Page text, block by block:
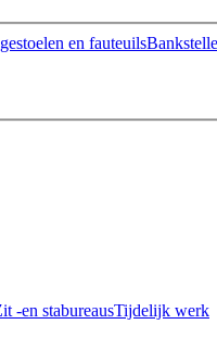
en fauteuils
-en stabureausTijdelijk werk